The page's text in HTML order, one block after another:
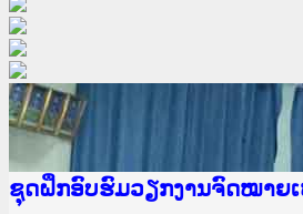
Ministry of Justice Lao PDR
ເຜີຍແຜ່ວັບໄຊຈົດໝາຍເຫດທາ
ກະຊວງຍຸຕິທຳ
ຊຸດຝຶກອົບຮົມວຽກງານຈົດໝາຍ
ກອງປະຊຸມທົບທວນຄືນການຈັດ
ຝຶກອົບຮົມ ຜູ່ປະສານງານວຽກງ
ຝຶກອົບຮົມ ຜູ່ປະສານງານວຽກງ
ເຜີຍແຜ່ແອັບກົດໝາຍລາວ ແລະ
ເຜີຍແຜ່ແອັບກົດໝາຍລາວ ແລະ
ຍົກລະດັບວຽກງານຈົດໝາຍເຫ
ຊຸດຝຶກອົບຮົມວຽກງານຈົດໝາຍ